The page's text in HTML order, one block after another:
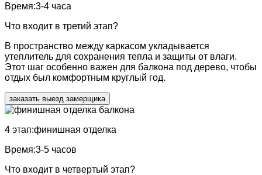
Время:3-4 часа
Что входит в третий этап?
В пространство между каркасом укладывается
утеплитель для сохранения тепла и защиты от влаги.
Этот шаг особенно важен для балкона под дерево, чтобы
отдых был комфортным круглый год.
заказать выезд замерщика
4 этап:финишная отделка
Время:3-5 часов
Что входит в четвертый этап?